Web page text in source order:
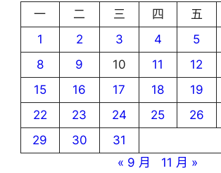
一
二 三 四 五
1
2 3 4 5
8
9 10 11 12
15
16 17 18 19
22
23 24 25 26
29
30
31
« 9 月
11 月 »